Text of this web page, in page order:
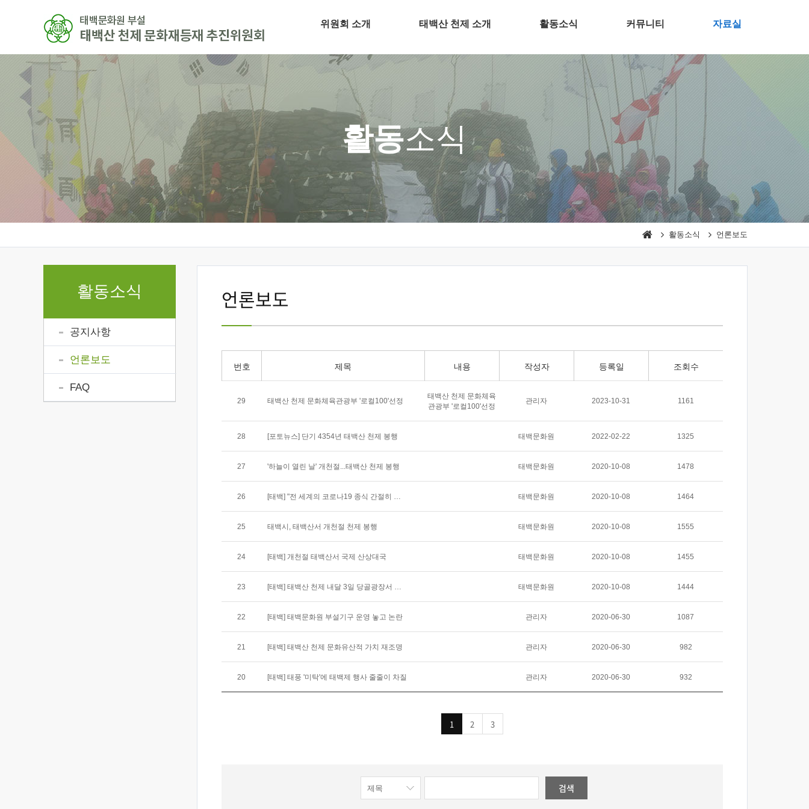
위원회 소개 태백산 천제 소개 활동소식 커뮤니티 자료실
활동소식
활동소식 언론보도
활동소식
공지사항
언론보도
FAQ
언론보도
번호 제목 내용 작성자 등록일 조회수
29 태백산 천제 문화체육관광부 '로컬100'선정
태백산 천제 문화체육
관광부 '로컬100'선정
관리자 2023-10-31 1161
28 [포토뉴스] 단기 4354년 태백산 천제 봉행 태백문화원 2022-02-22 1325
27 '하늘이 열린 날' 개천절...태백산 천제 봉행 태백문화원 2020-10-08 1478
26 [태백] "전 세계의 코로나19 종식 간절히 염원" 태백문화원 2020-10-08 1464
25 태백시, 태백산서 개천절 천제 봉행 태백문화원 2020-10-08 1555
24 [태백] 개천절 태백산서 국제 산상대국 태백문화원 2020-10-08 1455
23 [태백] 태백산 천제 내달 3일 당골광장서 열려 태백문화원 2020-10-08 1444
22 [태백] 태백문화원 부설기구 운영 놓고 논란 관리자 2020-06-30 1087
21 [태백] 태백산 천제 문화유산적 가치 재조명 관리자 2020-06-30 982
20 [태백] 태풍 '미탁'에 태백제 행사 줄줄이 차질 관리자 2020-06-30 932
1 2 3
검색